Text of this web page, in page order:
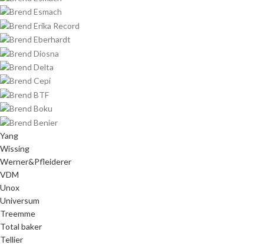
Yang
Wissing
Werner&Pfleiderer
VDM
Unox
Universum
Treemme
Total baker
Tellier